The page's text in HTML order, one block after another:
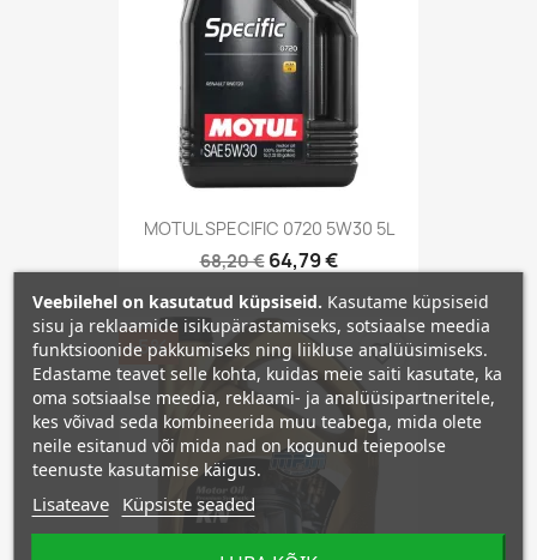
MOTUL SPECIFIC 0720 5W30 5L
68,20 € 64,79 €
−5% favorite_border
Veebilehel on kasutatud küpsiseid. Kasutame küpsiseid
sisu ja reklaamide isikupärastamiseks, sotsiaalse meedia
funktsioonide pakkumiseks ning liikluse analüüsimiseks.
Edastame teavet selle kohta, kuidas meie saiti kasutate, ka
oma sotsiaalse meedia, reklaami- ja analüüsipartneritele,
kes võivad seda kombineerida muu teabega, mida olete
neile esitanud või mida nad on kogunud teiepoolse
teenuste kasutamise käigus.
Lisateave Küpsiste seaded